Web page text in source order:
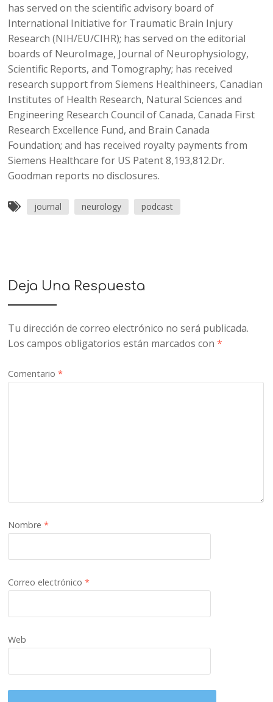
has served on the scientific advisory board of
International Initiative for Traumatic Brain Injury
Research (NIH/EU/CIHR); has served on the editorial
boards of NeuroImage, Journal of Neurophysiology,
Scientific Reports, and Tomography; has received
research support from Siemens Healthineers, Canadian
Institutes of Health Research, Natural Sciences and
Engineering Research Council of Canada, Canada First
Research Excellence Fund, and Brain Canada
Foundation; and has received royalty payments from
Siemens Healthcare for US Patent 8,193,812.Dr.
Goodman reports no disclosures.
journal neurology podcast
Deja Una Respuesta
Tu dirección de correo electrónico no será publicada.
Los campos obligatorios están marcados con*
Comentario*
Nombre*
Correo electrónico*
Web